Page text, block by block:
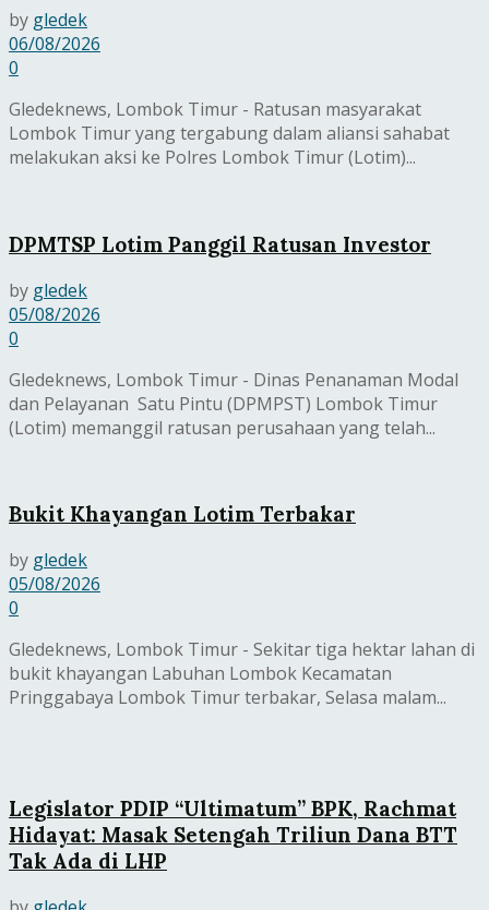
by gledek
06/08/2026
0
Gledeknews, Lombok Timur - Ratusan masyarakat
Lombok Timur yang tergabung dalam aliansi sahabat
melakukan aksi ke Polres Lombok Timur (Lotim)...
DPMTSP Lotim Panggil Ratusan Investor
by gledek
05/08/2026
0
Gledeknews, Lombok Timur - Dinas Penanaman Modal
dan Pelayanan Satu Pintu (DPMPST) Lombok Timur
(Lotim) memanggil ratusan perusahaan yang telah...
Bukit Khayangan Lotim Terbakar
by gledek
05/08/2026
0
Gledeknews, Lombok Timur - Sekitar tiga hektar lahan di
bukit khayangan Labuhan Lombok Kecamatan
Pringgabaya Lombok Timur terbakar, Selasa malam...
Legislator PDIP “Ultimatum” BPK, Rachmat
Hidayat: Masak Setengah Triliun Dana BTT
Tak Ada di LHP